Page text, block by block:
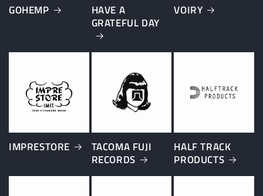
GOHEMP
HAVE A
GRATEFUL DAY
VOIRY
IMPRESTORE
TACOMA FUJI
RECORDS
HALF TRACK
PRODUCTS